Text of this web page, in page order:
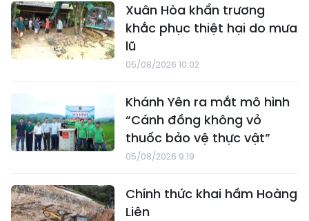
Xuân Hòa khẩn trương
khắc phục thiệt hại do mưa
lũ
05/08/2026 10:02
Khánh Yên ra mắt mô hình
“Cánh đồng không vỏ
thuốc bảo vệ thực vật”
05/08/2026 9:19
Chính thức khai hầm Hoàng
Liên